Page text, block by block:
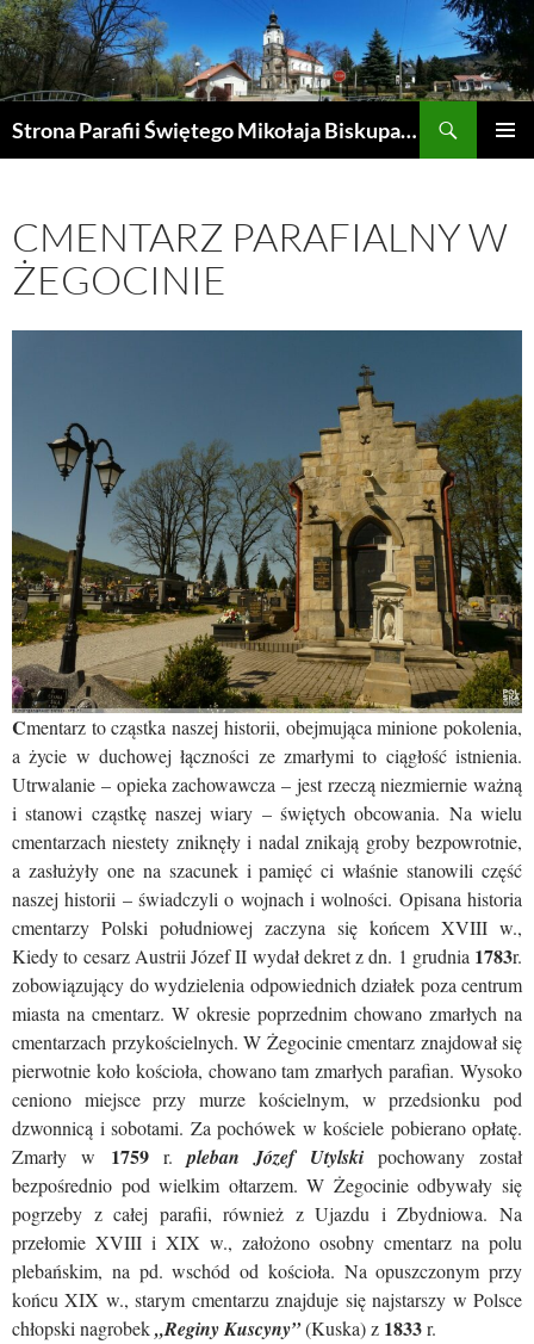
Przejdź
do
treści
Strona Parafii Świętego Mikołaja Biskupa w Żegocinie
CMENTARZ PARAFIALNY W
ŻEGOCINIE
Cmentarz to cząstka naszej historii, obejmująca minione pokolenia,
a życie w duchowej łączności ze zmarłymi to ciągłość istnienia.
Utrwalanie – opieka zachowawcza – jest rzeczą niezmiernie ważną
i stanowi cząstkę naszej wiary – świętych obcowania. Na wielu
cmentarzach niestety zniknęły i nadal znikają groby bezpowrotnie,
a zasłużyły one na szacunek i pamięć ci właśnie stanowili część
naszej historii – świadczyli o wojnach i wolności. Opisana historia
cmentarzy Polski południowej zaczyna się końcem XVIII w.,
Kiedy to cesarz Austrii Józef II wydał dekret z dn. 1 grudnia 1783r.
zobowiązujący do wydzielenia odpowiednich działek poza centrum
miasta na cmentarz. W okresie poprzednim chowano zmarłych na
cmentarzach przykościelnych. W Żegocinie cmentarz znajdował się
pierwotnie koło kościoła, chowano tam zmarłych parafian. Wysoko
ceniono miejsce przy murze kościelnym, w przedsionku pod
dzwonnicą i sobotami. Za pochówek w kościele pobierano opłatę.
Zmarły w 1759r. pleban Józef Utylskipochowany został
bezpośrednio pod wielkim ołtarzem. W Żegocinie odbywały się
pogrzeby z całej parafii, również z Ujazdu i Zbydniowa. Na
przełomie XVIII i XIX w., założono osobny cmentarz na polu
plebańskim, na pd. wschód od kościoła. Na opuszczonym przy
końcu XIX w., starym cmentarzu znajduje się najstarszy w Polsce
chłopski nagrobek„Reginy Kuscyny”(Kuska) z 1833r.